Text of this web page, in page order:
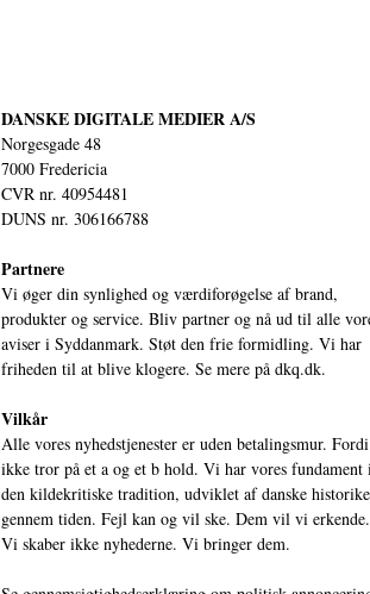
DANSKE DIGITALE MEDIER A/S
Norgesgade 48
7000 Fredericia
CVR nr. 40954481
DUNS nr. 306166788
Partnere
Vi øger din synlighed og værdiforøgelse af brand,
produkter og service. Bliv partner og nå ud til alle
aviser i Syddanmark. Støt den frie formidling. Vi har
friheden til at blive klogere. Se mere på dkq.dk.
Vilkår
Alle vores nyhedstjenester er uden betalingsmur.
ikke tror på et a og et b hold. Vi har vores fundament
den kildekritiske tradition, udviklet af danske
gennem tiden. Fejl kan og vil ske. Dem vil vi erkende.
Vi skaber ikke nyhederne. Vi bringer dem.